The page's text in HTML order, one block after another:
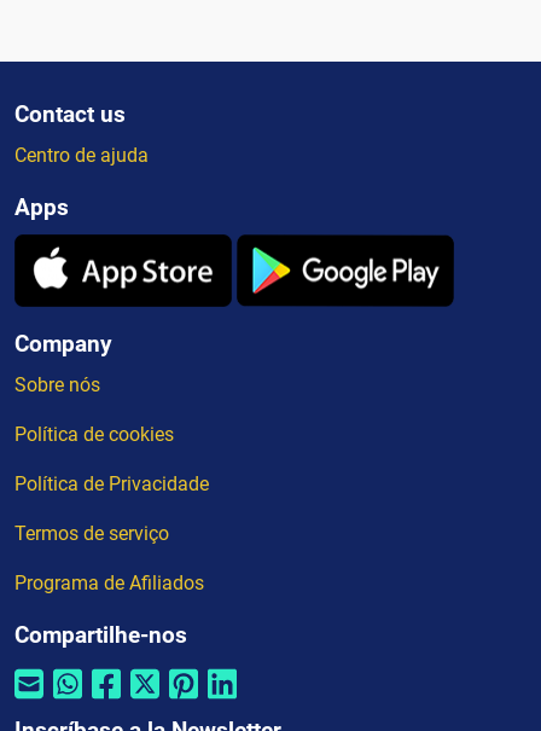
Contact us
Centro de ajuda
Apps
Company
Sobre nós
Política de cookies
Política de Privacidade
Termos de serviço
Programa de Afiliados
Compartilhe-nos